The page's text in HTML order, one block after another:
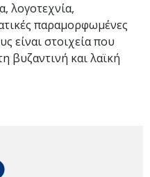
λογοτεχνία,
παραμορφωμένες
είναι στοιχεία που
βυζαντινή και λαϊκή